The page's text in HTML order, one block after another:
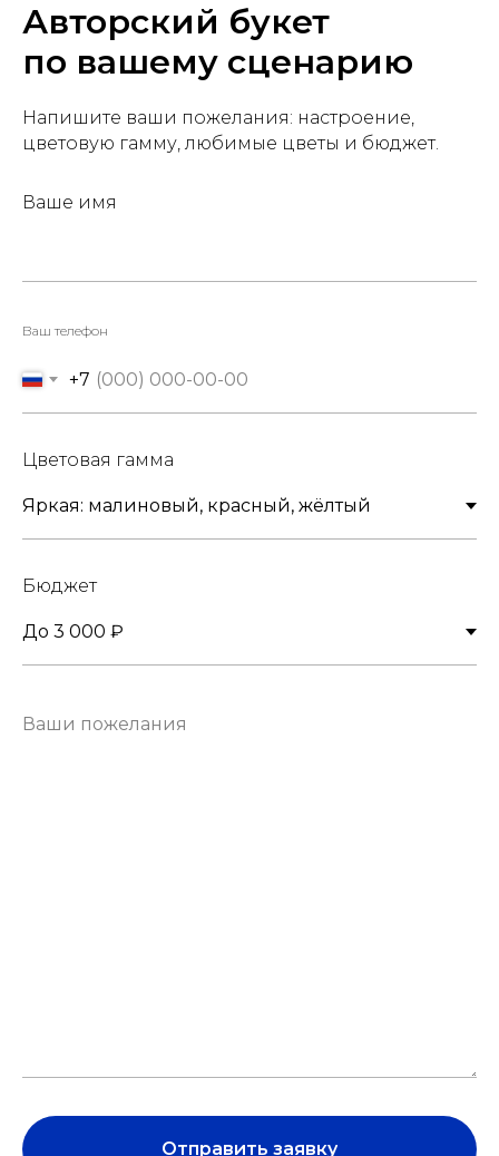
Авторский букет
по вашему сценарию
Напишите ваши пожелания: настроение,
цветовую гамму, любимые цветы и бюджет.
Ваше имя
Ваш телефон
+7
Цветовая гамма
Бюджет
Отправить заявку